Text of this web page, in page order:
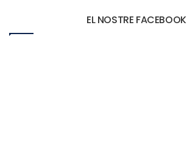
EL NOSTRE FACEBOOK